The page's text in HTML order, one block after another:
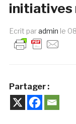
initiatives
Ecrit paradmin le
Partager :